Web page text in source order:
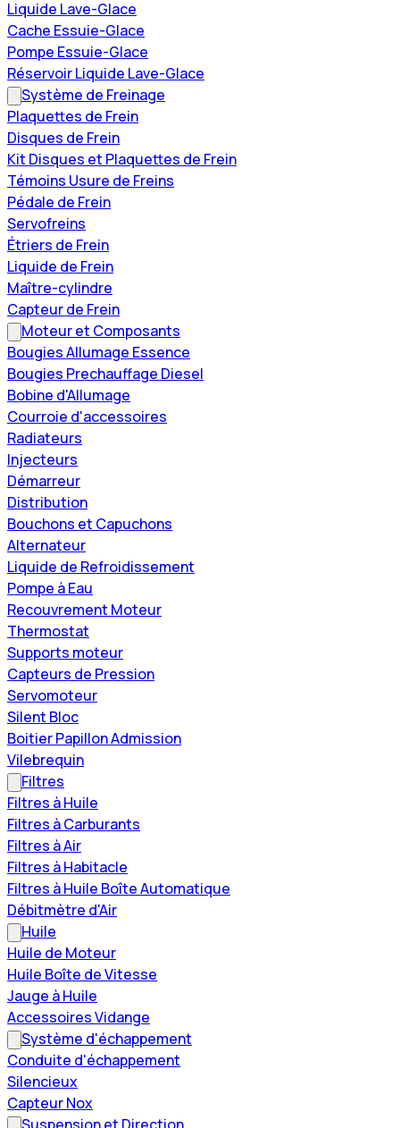
Liquide Lave-Glace
Cache Essuie-Glace
Pompe Essuie-Glace
Réservoir Liquide Lave-Glace
Système de Freinage
Plaquettes de Frein
Disques de Frein
Kit Disques et Plaquettes de Frein
Témoins Usure de Freins
Pédale de Frein
Servofreins
Étriers de Frein
Liquide de Frein
Maître-cylindre
Capteur de Frein
Moteur et Composants
Bougies Allumage Essence
Bougies Prechauffage Diesel
Bobine d'Allumage
Courroie d'accessoires
Radiateurs
Injecteurs
Démarreur
Distribution
Bouchons et Capuchons
Alternateur
Liquide de Refroidissement
Pompe à Eau
Recouvrement Moteur
Thermostat
Supports moteur
Capteurs de Pression
Servomoteur
Silent Bloc
Boitier Papillon Admission
Vilebrequin
Filtres
Filtres à Huile
Filtres à Carburants
Filtres à Air
Filtres à Habitacle
Filtres à Huile Boîte Automatique
Débitmètre d'Air
Huile
Huile de Moteur
Huile Boîte de Vitesse
Jauge à Huile
Accessoires Vidange
Système d'échappement
Conduite d'échappement
Silencieux
Capteur Nox